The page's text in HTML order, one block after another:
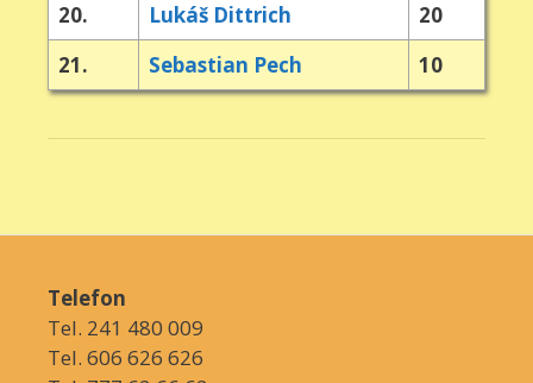
20.
Lukáš Dittrich
20
21.
Sebastian Pech 10
Telefon
Tel. 241 480 009
Tel. 606 626 626